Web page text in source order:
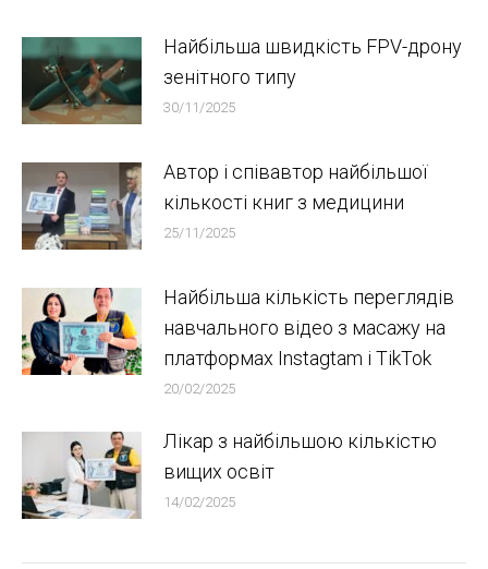
Найбільша швидкість FPV-дрону
зенітного типу
30/11/2025
Автор і співавтор найбільшої
кількості книг з медицини
25/11/2025
Найбільша кількість переглядів
навчального відео з масажу на
платформах Instagtam i TikTok
20/02/2025
Лікар з найбільшою кількістю
вищих освіт
14/02/2025